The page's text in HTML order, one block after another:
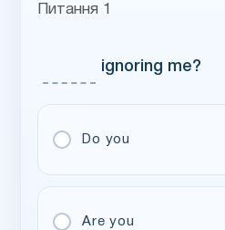
Питання 1
ignoring me?
Do you
Are you